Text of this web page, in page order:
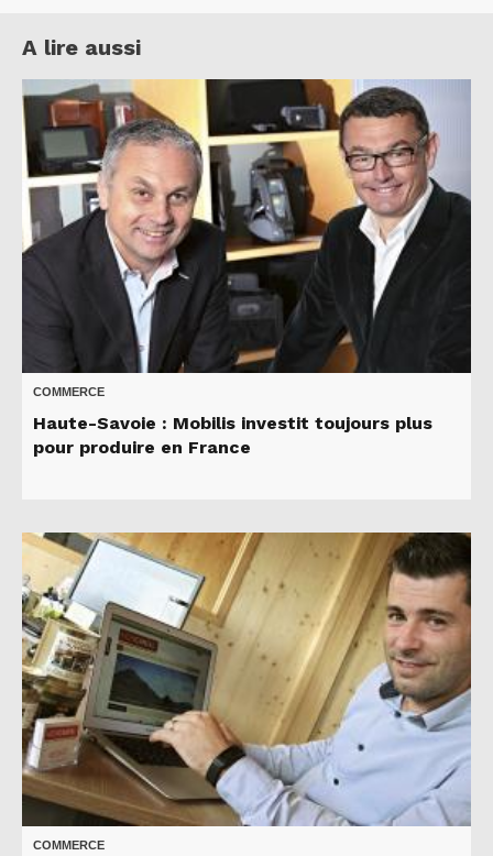
A lire aussi
COMMERCE
Haute-Savoie : Mobilis investit toujours plus
pour produire en France
COMMERCE